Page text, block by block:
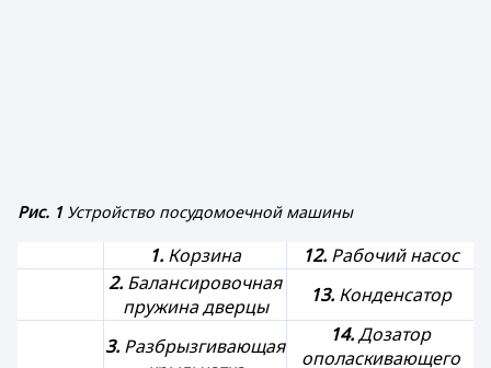
Рис. 1Устройство посудомоечной машины
1. Корзина 12.Рабочий насос
2. Балансировочная
пружина дверцы
13.Конденсатор
3. Разбрызгивающая
14.Дозатор
ополаскивающего